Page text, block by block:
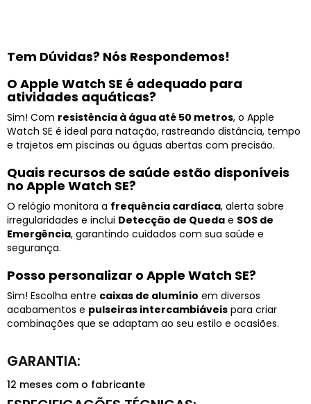
12 meses com o fabricante
Tem Dúvidas? Nós Respondemos!
O Apple Watch SE é adequado para
atividades aquáticas?
Sim! Com resistência à água até 50 metros, o Apple
Watch SE é ideal para natação, rastreando distância, tempo
e trajetos em piscinas ou águas abertas com precisão.
Quais recursos de saúde estão disponíveis
no Apple Watch SE?
O relógio monitora a frequência cardíaca, alerta sobre
irregularidades e inclui Detecção de Queda e SOS de
Emergência, garantindo cuidados com sua saúde e
segurança.
Posso personalizar o Apple Watch SE?
Sim! Escolha entre caixas de alumínio em diversos
acabamentos e pulseiras intercambiáveis para criar
combinações que se adaptam ao seu estilo e ocasiões.